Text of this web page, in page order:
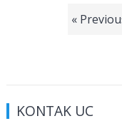
«
KONTAK UC